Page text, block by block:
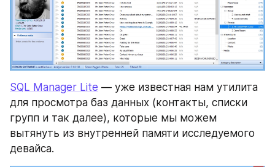
SQL Manager Lite — уже известная нам утилита
для просмотра баз данных (контакты, списки
групп и так далее), которые мы можем
вытянуть из внутренней памяти исследуемого
девайса.